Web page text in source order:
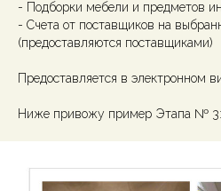
- Подборки мебели и предметов
- Счета от поставщиков на
(предоставляются поставщиками)
Предоставляется в электронном
Ниже привожу пример Этапа № 3: